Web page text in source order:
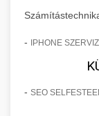
- IPHONE SZERVIZ
- SEO